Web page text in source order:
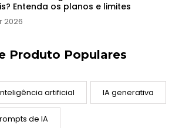
Entenda os planos e limites
2026
Produto Populares
artificial IA generativa
de IA